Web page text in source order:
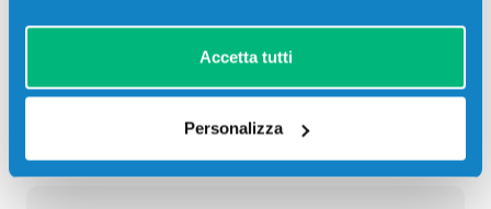
Accetta tutti
Personalizza
giorni ore min sec
Più acquisti, più risparmi:Visita la pagina prodotto per
visualizzare l'offerta
Descrizione